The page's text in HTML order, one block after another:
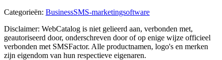
Categorieën: BusinessSMS-marketingsoftware
Disclaimer: WebCatalog is niet gelieerd aan, verbonden met,
geautoriseerd door, onderschreven door of op enige wijze officieel
verbonden met SMSFactor. Alle productnamen, logo's en merken
zijn eigendom van hun respectieve eigenaren.